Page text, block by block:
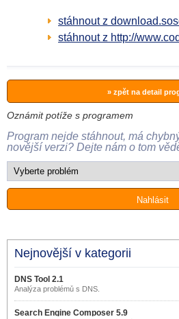
stáhnout z
stáhnout z http://
» zpět na detail
Oznámit potíže s programem
Program nejde stáhnout, má
novější verzi? Dejte nám o tom
Nejnovější v kategorii
DNS Tool 2.1
Analýza problémů s DNS.
Search Engine Composer 5.9